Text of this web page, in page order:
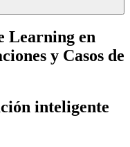
Learning en
y Casos de
inteligente